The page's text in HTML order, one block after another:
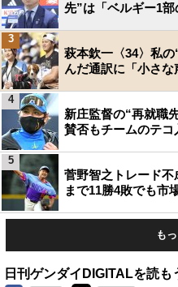
先”は「ベルギー1
萩本欽一〈34〉私
んだ通訳に「小さな
3
新庄監督の“再就職
賛否もチームのテ
4
菅野智之トレード
まで11勝4敗でも市
5
も
日刊ゲンダイDIGITALを読も